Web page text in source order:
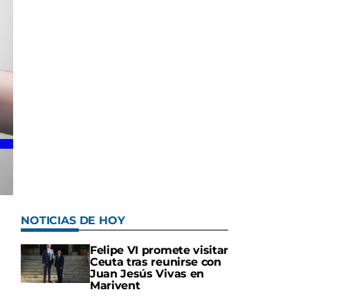
NOTICIAS DE HOY
Felipe VI promete visitar
Ceuta tras reunirse con
Juan Jesús Vivas en
Marivent